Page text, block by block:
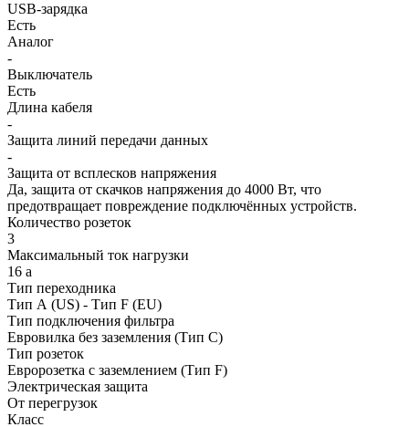
USB-зарядка
Есть
Аналог
-
Выключатель
Есть
Длина кабеля
-
Защита линий передачи данных
-
Защита от всплесков напряжения
Да, защита от скачков напряжения до 4000 Вт, что
предотвращает повреждение подключённых устройств.
Количество розеток
3
Максимальный ток нагрузки
16 а
Тип переходника
Тип А (US) - Тип F (EU)
Тип подключения фильтра
Евровилка без заземления (Тип C)
Тип розеток
Евророзетка с заземлением (Тип F)
Электрическая защита
От перегрузок
Класс